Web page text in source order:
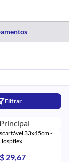
Filtrar
33x45cm -
Hospflex
29,67